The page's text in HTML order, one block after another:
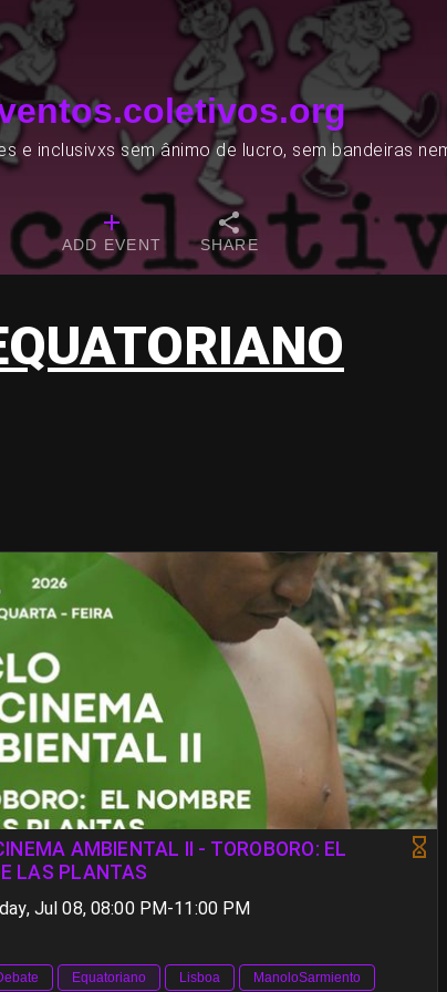
e inclusivxs sem ânimo de lucro, sem bandeiras
ADD EVENT SHARE
AMBIENTAL II - TOROBORO: EL
LAS PLANTAS
Jul 08, 08:00 PM-11:00 PM
Equatoriano Lisboa ManoloSarmiento